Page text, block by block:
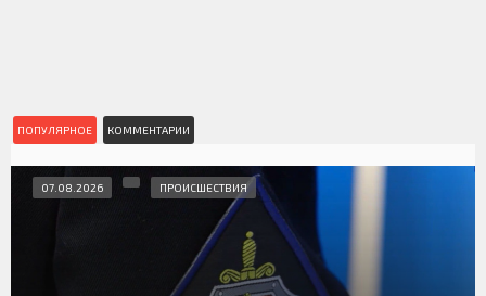
ПОПУЛЯРНОЕ КОММЕНТАРИИ
07.08.2026 ПРОИСШЕСТВИЯ